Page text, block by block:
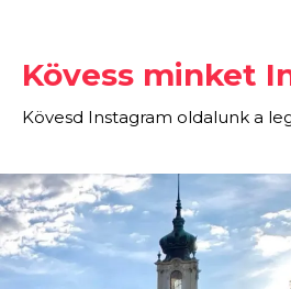
Kövess minket
Kövesd Instagram oldalunk a